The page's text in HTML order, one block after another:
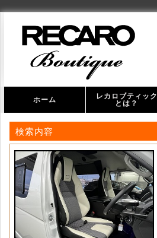
ホーム
レカロブティック
とは？
検索内容